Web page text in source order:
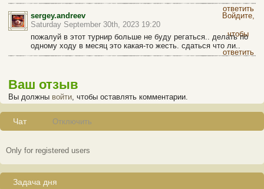
ответить
sergey.andreev
Saturday September 30th, 2023 19:20
Войдите,
чтобы
ответить
пожалуй в этот турнир больше не буду регаться.. делать по
одному ходу в месяц это какая-то жесть. сдаться что ли..
Ваш отзыв
Вы должны войти, чтобы оставлять комментарии.
Чат Отключить
Only for registered users
Задача дня